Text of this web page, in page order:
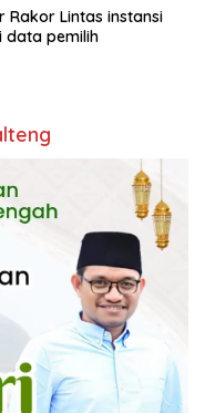
Rakor Lintas instansi
data pemilih